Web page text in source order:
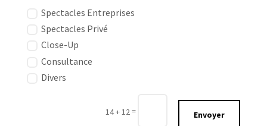
Spectacles Entreprises
Spectacles Privé
Close-Up
Consultance
Divers
14 + 12= Envoyer